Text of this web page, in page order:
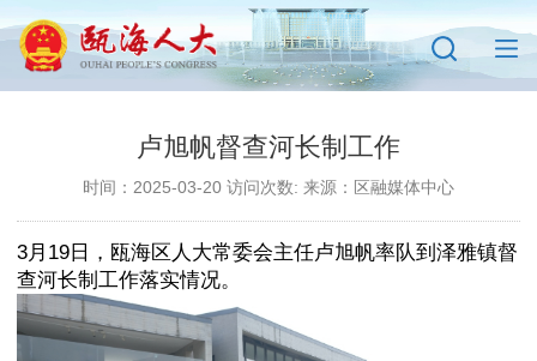
卢旭帆督查河长制工作
时间：2025-03-20 访问次数: 来源：区融媒体中心
3月19日，瓯海区人大常委会主任卢旭帆率队到泽雅镇督
查河长制工作落实情况。